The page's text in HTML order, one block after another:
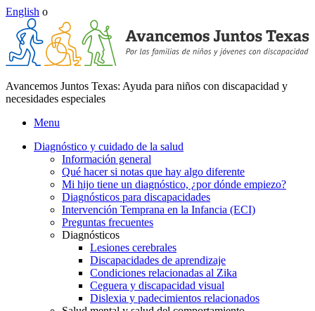
English o
Avancemos Juntos Texas: Ayuda para niños con discapacidad y
necesidades especiales
Menu
Diagnóstico y cuidado de la salud
Información general
Qué hacer si notas que hay algo diferente
Mi hijo tiene un diagnóstico, ¿por dónde empiezo?
Diagnósticos para discapacidades
Intervención Temprana en la Infancia (ECI)
Preguntas frecuentes
Diagnósticos
Lesiones cerebrales
Discapacidades de aprendizaje
Condiciones relacionadas al Zika
Ceguera y discapacidad visual
Dislexia y padecimientos relacionados